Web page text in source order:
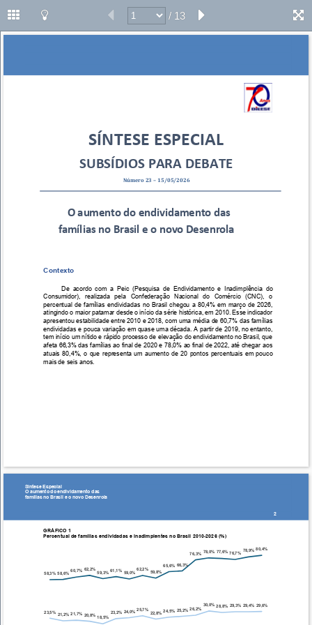
/ 13
SÍNTESE ESPECIAL
SUBSÍDIOS PARA DEBATE
Número 23 – 15/05/2026
O aumento do endividamento das
famílias no Brasil e o novo Desenrola
Contexto
De acordo com a Peic (Pesquisa de Endividamento e Inadimplência do
Consumidor), realizada pela Confederação Nacional do Comércio (CNC), o
percentual de famílias endividadas no Brasil chegou a 80,4% em março de 2026,
atingindo o maior patamar desde o início da série histórica, em 2010. Esse indicador
apresentou estabilidade entre 2010 e 2018, com uma média de 60,7% das famílias
endividadas e pouca variação em quase uma década. A partir de 2019, no entanto,
tem início um nítido e rápido processo de elevação do endividamento no Brasil, que
afeta 66,3% das famílias ao final de 2020 e 78,0% ao final de 2022, até chegar aos
atuais 80,4%, o que representa um aumento de 20 pontos percentuais em pouco
mais de seis anos.
Síntese Especial
O aumento do endividamento das
famílias no Brasil e o novo Desenrola
2
GRÁFICO 1
Percentual de famílias endividadas e inadimplentes no Brasil 2010-2026 (%)
58,3% 58,6%
60,7% 62,2%
59,3% 61,1%
59,0%
62,2%
59,8%
65,6% 66,3%
76,3% 78,0% 77,6% 76,7%
78,9% 80,4%
23,5%
21,2% 21,7% 20,8%
18,5%
23,2% 24,0% 25,7%
22,8% 24,5% 25,2% 26,2%
30,0% 28,8% 29,3% 29,4% 29,6%